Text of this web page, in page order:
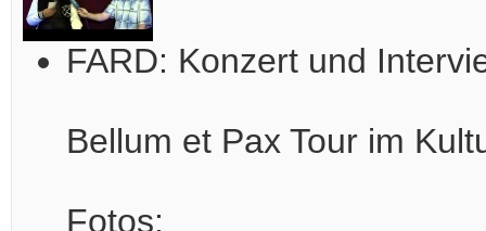
FARD: Konzert und
Bellum et Pax Tour im
Fotos: